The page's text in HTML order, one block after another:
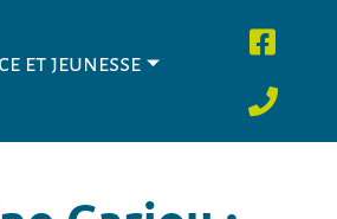
et jeunesse